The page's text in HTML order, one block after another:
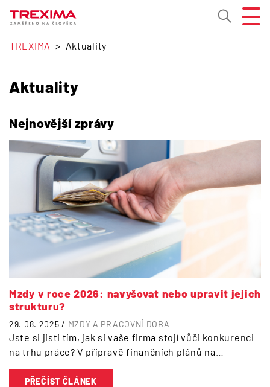
TREXIMA Aktuality
Aktuality
Nejnovější zprávy
Mzdy v roce 2026: navyšovat nebo upravit jejich
strukturu?
29. 08. 2025 / MZDY A PRACOVNÍ DOBA
Jste si jisti tím, jak si vaše firma stojí vůči konkurenci
na trhu práce? V přípravě finančních plánů na…
PŘEČÍST ČLÁNEK